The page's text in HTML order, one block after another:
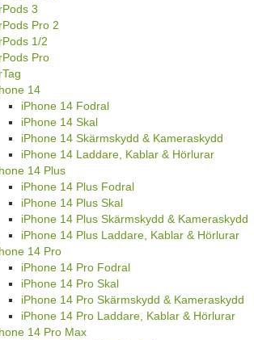
3
Pro 2
1/2
Pro
14
iPhone 14 Fodral
iPhone 14 Skal
iPhone 14 Skärmskydd & Kameraskydd
iPhone 14 Laddare, Kablar & Hörlurar
14 Plus
iPhone 14 Plus Fodral
iPhone 14 Plus Skal
iPhone 14 Plus Skärmskydd & Kameraskydd
iPhone 14 Plus Laddare, Kablar & Hörlurar
14 Pro
iPhone 14 Pro Fodral
iPhone 14 Pro Skal
iPhone 14 Pro Skärmskydd & Kameraskydd
iPhone 14 Pro Laddare, Kablar & Hörlurar
14 Pro Max